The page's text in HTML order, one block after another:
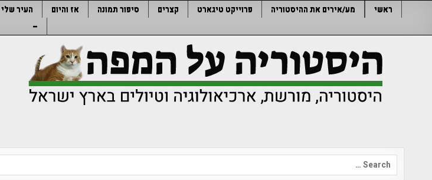
ראשי מע/אירים את ההיסטוריה פרוייקט טיגארט קצרים סיפור תמונה אז והיום העיר שלי
–
Search
for: